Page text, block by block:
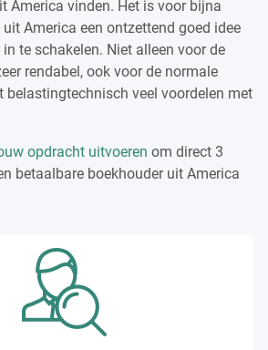
America vinden. Het is voor bijna
America een ontzettend goed idee
te schakelen. Niet alleen voor de
rendabel, ook voor de normale
belastingtechnisch veel voordelen met
opdracht uitvoeren om direct 3
betaalbare boekhouder uit America